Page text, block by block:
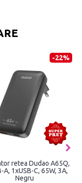
-22%
retea Dudao A65Q,
A, 1xUSB-C, 65W, 3A,
Negru